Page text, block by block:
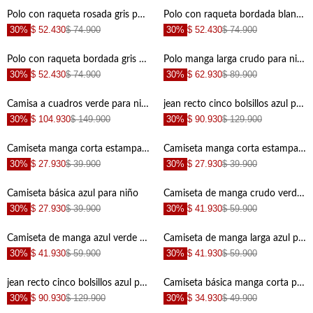
+ +
+ +
+ +
+ +
+
Polo con raqueta rosada gris para niño
30% $ 52.430$ 74.900
+
Polo con raqueta bordada blanca para niño
30% $ 52.430$ 74.900
+
Polo con raqueta bordada gris para niño
30% $ 52.430$ 74.900
+
Polo manga larga crudo para niño
30% $ 62.930$ 89.900
+
Camisa a cuadros verde para niño
30% $ 104.930$ 149.900
+
jean recto cinco bolsillos azul para niño con diseño versátil
30% $ 90.930$ 129.900
Camiseta manga corta estampada para niño con textura ligera
30% $ 27.930$ 39.900
Camiseta manga corta estampada para niño con detalle fruncido
30% $ 27.930$ 39.900
Camiseta básica azul para niño
30% $ 27.930$ 39.900
Camiseta de manga crudo verde para niño
30% $ 41.930$ 59.900
Camiseta de manga azul verde para niño
30% $ 41.930$ 59.900
Camiseta de manga larga azul para niño
30% $ 41.930$ 59.900
jean recto cinco bolsillos azul para niño de acabado suave
30% $ 90.930$ 129.900
Camiseta básica manga corta para niño de silueta entallada
30% $ 34.930$ 49.900